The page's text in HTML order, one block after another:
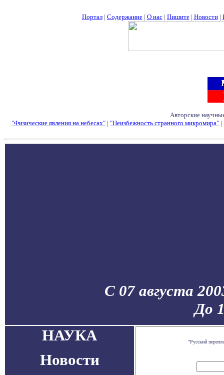
Портал| Содержание| О нас| Пишите| Новости|
Авторские
"Физические явления на небесах" | "Неизбежность странного микромира" |
С 07 августа
До
НАУКА
Новости
"Русский